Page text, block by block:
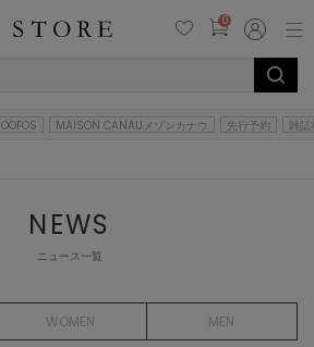
0
OOFOS MAISON CANAUメゾンカナウ 先行予約 雑誌
NEWS
ニュース一覧
WOMEN MEN